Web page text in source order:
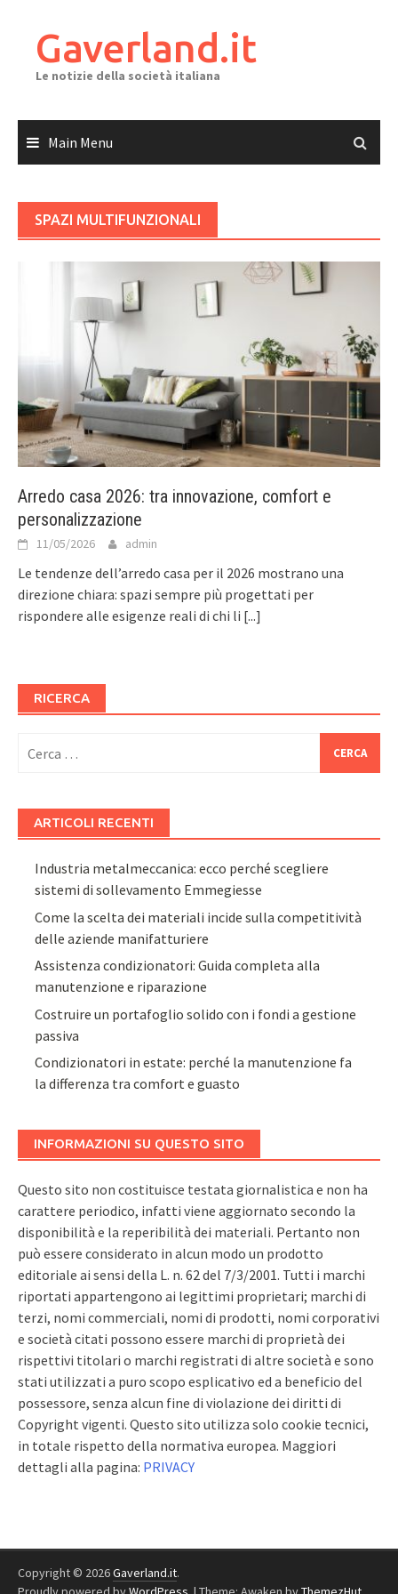
contentGaverland.it
Le notizie della società italiana
Main Menu
SPAZI MULTIFUNZIONALI
Arredo casa 2026: tra innovazione, comfort e
personalizzazione
11/05/2026 admin
Le tendenze dell’arredo casa per il 2026 mostrano una
direzione chiara: spazi sempre più progettati per
rispondere alle esigenze reali di chi li [...]
RICERCA
per:
ARTICOLI RECENTI
Industria metalmeccanica: ecco perché scegliere
sistemi di sollevamento Emmegiesse
Come la scelta dei materiali incide sulla competitività
delle aziende manifatturiere
Assistenza condizionatori: Guida completa alla
manutenzione e riparazione
Costruire un portafoglio solido con i fondi a gestione
passiva
Condizionatori in estate: perché la manutenzione fa
la differenza tra comfort e guasto
INFORMAZIONI SU QUESTO SITO
Questo sito non costituisce testata giornalistica e non ha
carattere periodico, infatti viene aggiornato secondo la
disponibilità e la reperibilità dei materiali. Pertanto non
può essere considerato in alcun modo un prodotto
editoriale ai sensi della L. n. 62 del 7/3/2001. Tutti i marchi
riportati appartengono ai legittimi proprietari; marchi di
terzi, nomi commerciali, nomi di prodotti, nomi corporativi
e società citati possono essere marchi di proprietà dei
rispettivi titolari o marchi registrati di altre società e sono
stati utilizzati a puro scopo esplicativo ed a beneficio del
possessore, senza alcun fine di violazione dei diritti di
Copyright vigenti. Questo sito utilizza solo cookie tecnici,
in totale rispetto della normativa europea. Maggiori
dettagli alla pagina: PRIVACY
Copyright © 2026Gaverland.it.